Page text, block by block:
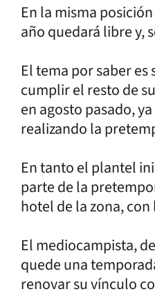
En la misma
año quedará libre y,
El tema por saber
cumplir el resto de
en agosto pasado,
realizando la
En tanto el plantel
parte de la
hotel de la zona,
El mediocampista,
quede una
renovar su vínculo